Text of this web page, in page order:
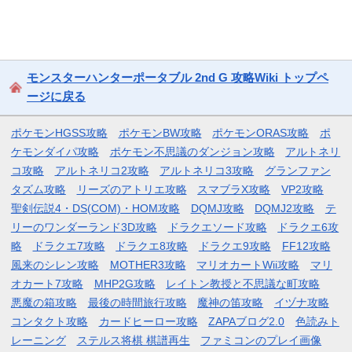
モンスターハンターポータブル 2nd G 攻略Wiki トップペ
ージに戻る
ポケモンHGSS攻略 ポケモンBW攻略 ポケモンORAS攻略
ポ
ケモンダイパ攻略
ポケモン不思議のダンジョン攻略
アルトネリ
コ攻略
アルトネリコ2攻略 アルトネリコ3攻略
グランファン
タズム攻略
リーズのアトリエ攻略 スマブラX攻略
VP2攻略
聖剣伝説4・DS(COM)・HOM攻略
DQMJ攻略 DQMJ2攻略
テ
リーのワンダーランド3D攻略
ドラクエソード攻略
ドラクエ6攻
略
ドラクエ7攻略 ドラクエ8攻略 ドラクエ9攻略
FF12攻略
風来のシレン攻略
MOTHER3攻略 マリオカートWii攻略
マリ
オカート7攻略
MHP2G攻略
レイトン教授と不思議な町攻略
悪魔の箱攻略
最後の時間旅行攻略 魔神の笛攻略
イヅナ攻略
コンタクト攻略
カードヒーロー攻略 ZAPAブログ2.0
色読みト
レーニング
ステルス将棋 棋譜再生 ファミコンのプレイ画像